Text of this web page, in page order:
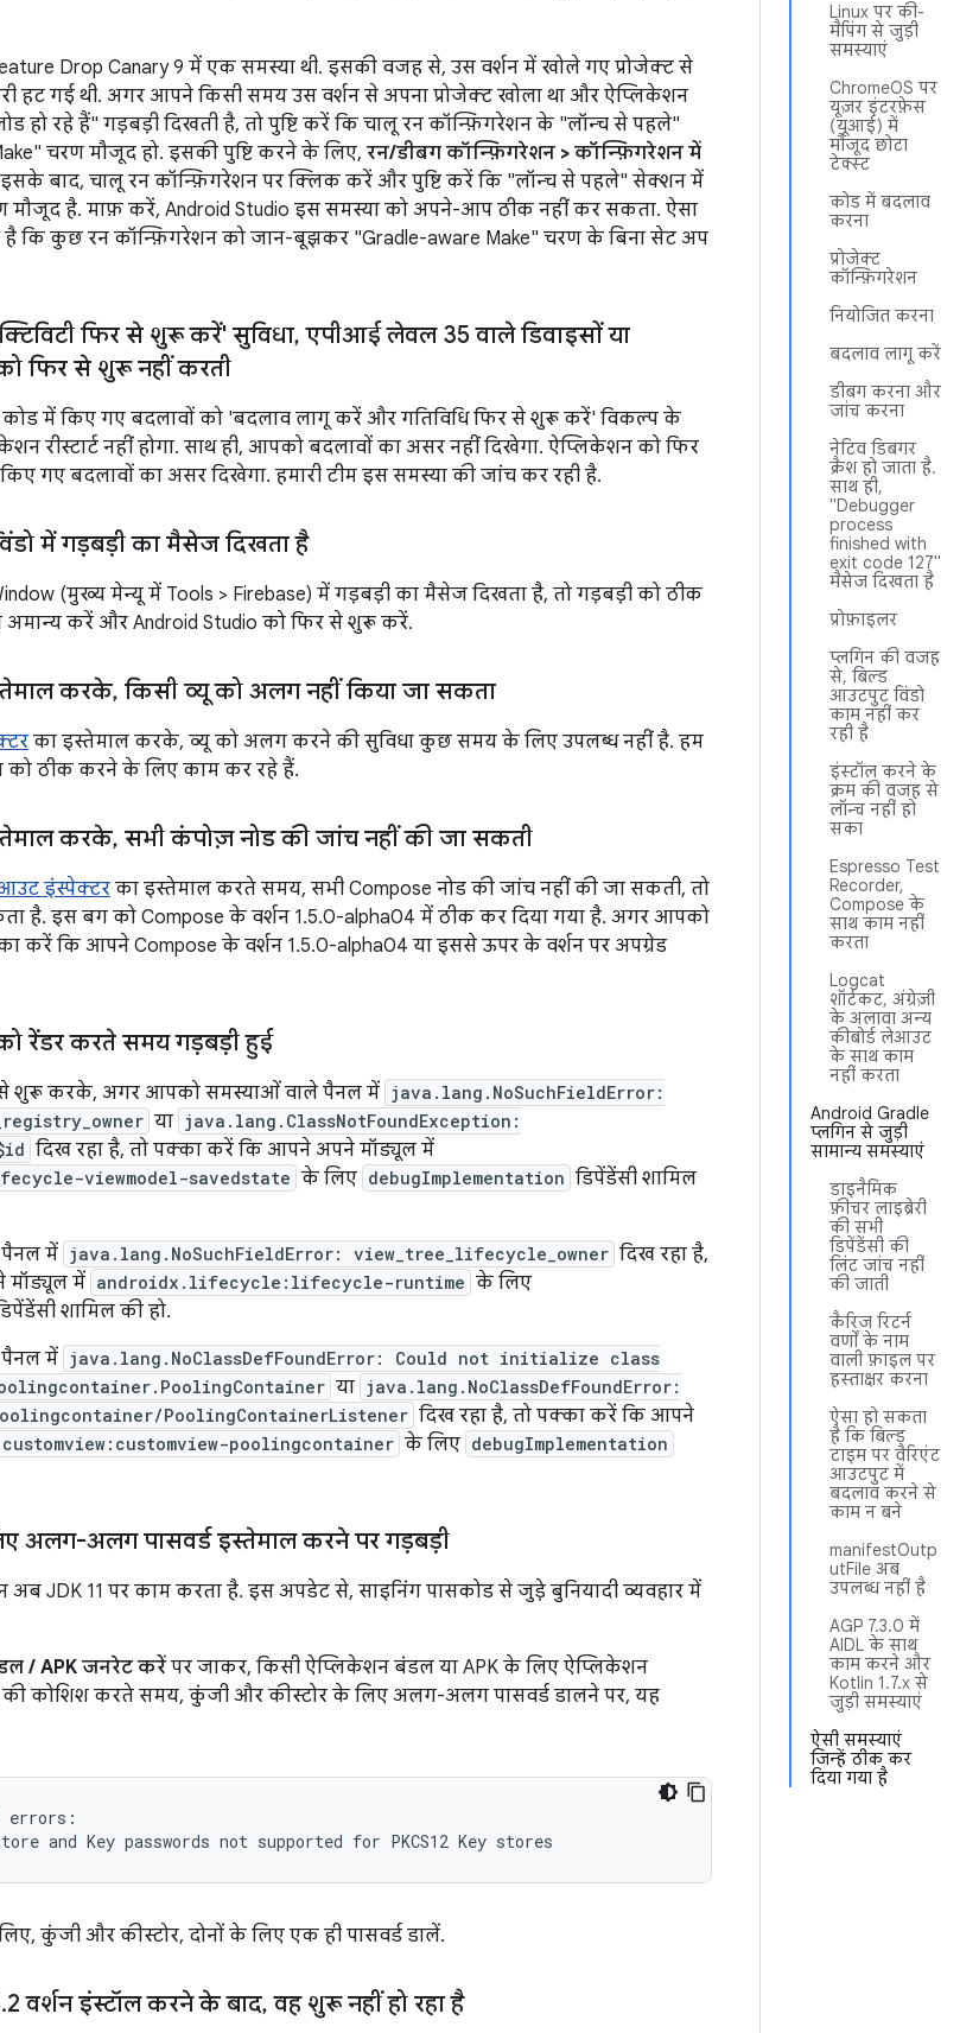
Linux पर की-
मैपिंग से जुड़ी
समस्याएं
ChromeOS पर
यूज़र इंटरफ़ेस
(यूआई) में
मौजूद छोटा
टेक्स्ट
कोड में बदलाव
करना
प्रोजेक्ट
कॉन्फ़िगरेशन
नियोजित करना
बदलाव लागू करें
डीबग करना और
जांच करना
नेटिव डिबगर
क्रैश हो जाता है.
साथ ही,
"Debugger
process
finished with
exit code 127"
मैसेज दिखता है
प्रोफ़ाइलर
प्लगिन की वजह
से, बिल्ड
आउटपुट विंडो
काम नहीं कर
रही है
इंस्टॉल करने के
क्रम की वजह से
लॉन्च नहीं हो
सका
Espresso Test
Recorder,
Compose के
साथ काम नहीं
करता
Logcat
शॉर्टकट, अंग्रेज़ी
के अलावा अन्य
कीबोर्ड लेआउट
के साथ काम
नहीं करता
Android Gradle
प्लगिन से जुड़ी
सामान्य समस्याएं
डाइनैमिक
फ़ीचर लाइब्रेरी
की सभी
डिपेंडेंसी की
लिंट जांच नहीं
की जाती
कैरिज रिटर्न
वर्णों के नाम
वाली फ़ाइल पर
हस्ताक्षर करना
ऐसा हो सकता
है कि बिल्ड
टाइम पर वैरिएंट
आउटपुट में
बदलाव करने से
काम न बने
manifestOutp
utFile अब
उपलब्ध नहीं है
AGP 7.3.0 में
AIDL के साथ
काम करने और
Kotlin 1.7.x से
जुड़ी समस्याएं
ऐसी समस्याएं
जिन्हें ठीक कर
दिया गया है
Drop Canary 9 में एक समस्या थी. इसकी वजह से, उस वर्शन में खोले गए प्रोजेक्ट से
हट गई थी. अगर आपने किसी समय उस वर्शन से अपना प्रोजेक्ट खोला था और ऐप्लिकेशन
हो रहे हैं" गड़बड़ी दिखती है, तो पुष्टि करें कि चालू रन कॉन्फ़िगरेशन के "लॉन्च से पहले"
चरण मौजूद हो. इसकी पुष्टि करने के लिए, रन/डीबग कॉन्फ़िगरेशन > कॉन्फ़िगरेशन में
बाद, चालू रन कॉन्फ़िगरेशन पर क्लिक करें और पुष्टि करें कि "लॉन्च से पहले" सेक्शन में
मौजूद है. माफ़ करें, Android Studio इस समस्या को अपने-आप ठीक नहीं कर सकता. ऐसा
है कि कुछ रन कॉन्फ़िगरेशन को जान-बूझकर "Gradle-aware Make" चरण के बिना सेट अप
फिर से शुरू करें' सुविधा, एपीआई लेवल 35 वाले डिवाइसों या
फिर से शुरू नहीं करती
कोड में किए गए बदलावों को 'बदलाव लागू करें और गतिविधि फिर से शुरू करें' विकल्प के
रीस्टार्ट नहीं होगा. साथ ही, आपको बदलावों का असर नहीं दिखेगा. ऐप्लिकेशन को फिर
गए बदलावों का असर दिखेगा. हमारी टीम इस समस्या की जांच कर रही है.
में गड़बड़ी का मैसेज दिखता है
(मुख्य मेन्यू में Tools > Firebase) में गड़बड़ी का मैसेज दिखता है, तो गड़बड़ी को ठीक
करें और Android Studio को फिर से शुरू करें.
करके, किसी व्यू को अलग नहीं किया जा सकता
का इस्तेमाल करके, व्यू को अलग करने की सुविधा कुछ समय के लिए उपलब्ध नहीं है. हम
ठीक करने के लिए काम कर रहे हैं.
करके, सभी कंपोज़ नोड की जांच नहीं की जा सकती
इंस्पेक्टर का इस्तेमाल करते समय, सभी Compose नोड की जांच नहीं की जा सकती, तो
है. इस बग को Compose के वर्शन 1.5.0-alpha04 में ठीक कर दिया गया है. अगर आपको
करें कि आपने Compose के वर्शन 1.5.0-alpha04 या इससे ऊपर के वर्शन पर अपग्रेड
रेंडर करते समय गड़बड़ी हुई
से शुरू करके, अगर आपको समस्याओं वाले पैनल में java.lang.NoSuchFieldError:
या java.lang.ClassNotFoundException:
दिख रहा है, तो पक्का करें कि आपने अपने मॉड्यूल में
viewmodel-savedstate के लिए debugImplementation डिपेंडेंसी शामिल
में java.lang.NoSuchFieldError: view_tree_lifecycle_owner दिख रहा है,
मॉड्यूल में androidx.lifecycle:lifecycle-runtime के लिए
शामिल की हो.
में java.lang.NoClassDefFoundError: Could not initialize class
या java.lang.NoClassDefFoundError:
PoolingContainerListener दिख रहा है, तो पक्का करें कि आपने
poolingcontainer के लिए debugImplementation
अलग-अलग पासवर्ड इस्तेमाल करने पर गड़बड़ी
अब JDK 11 पर काम करता है. इस अपडेट से, साइनिंग पासकोड से जुड़े बुनियादी व्यवहार में
/ APK जनरेट करें पर जाकर, किसी ऐप्लिकेशन बंडल या APK के लिए ऐप्लिकेशन
की कोशिश करते समय, कुंजी और कीस्टोर के लिए अलग-अलग पासवर्ड डालने पर, यह
errors:
कुंजी और कीस्टोर, दोनों के लिए एक ही पासवर्ड डालें.
.2 वर्शन इंस्टॉल करने के बाद, वह शुरू नहीं हो रहा है